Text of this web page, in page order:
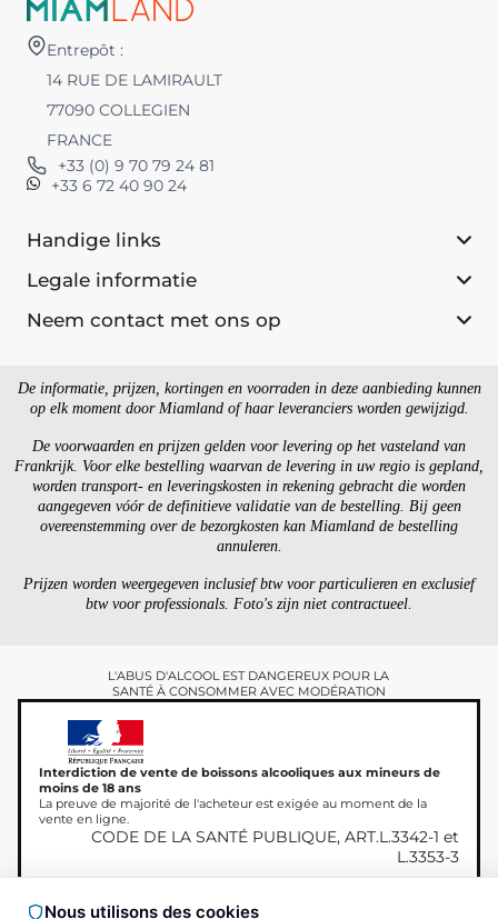
Entrepôt :
14 RUE DE LAMIRAULT
77090 COLLEGIEN
FRANCE
+33 (0) 9 70 79 24 81
+33 6 72 40 90 24
Handige links
Legale informatie
Neem contact met ons op
De informatie, prijzen, kortingen en voorraden in deze aanbieding kunnen
op elk moment door Miamland of haar leveranciers worden gewijzigd.
De voorwaarden en prijzen gelden voor levering op het vasteland van
Frankrijk. Voor elke bestelling waarvan de levering in uw regio is gepland,
worden transport- en leveringskosten in rekening gebracht die worden
aangegeven vóór de definitieve validatie van de bestelling. Bij geen
overeenstemming over de bezorgkosten kan Miamland de bestelling
annuleren.
Prijzen worden weergegeven inclusief btw voor particulieren en exclusief
btw voor professionals. Foto's zijn niet contractueel.
L'ABUS D'ALCOOL EST DANGEREUX POUR LA
SANTÉ À CONSOMMER AVEC MODÉRATION
Interdiction de vente de boissons alcooliques aux mineurs de
moins de 18 ans
La preuve de majorité de l'acheteur est exigée au moment de la
vente en ligne.
CODE DE LA SANTÉ PUBLIQUE, ART.L.3342-1 et
L.3353-3
Nous utilisons des cookies